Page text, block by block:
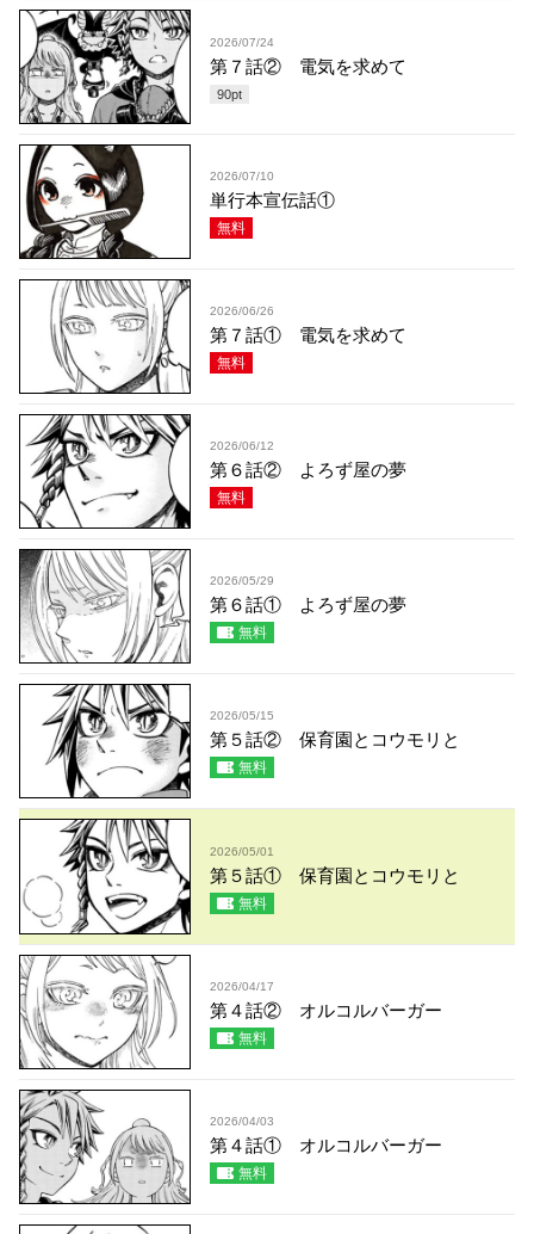
2026/07/24
第７話② 電気を求めて
90pt
2026/07/10
単行本宣伝話①
無料
2026/06/26
第７話① 電気を求めて
無料
2026/06/12
第６話② よろず屋の夢
無料
2026/05/29
第６話① よろず屋の夢
無料
2026/05/15
第５話② 保育園とコウモリと
無料
2026/05/01
第５話① 保育園とコウモリと
無料
2026/04/17
第４話② オルコルバーガー
無料
2026/04/03
第４話① オルコルバーガー
無料